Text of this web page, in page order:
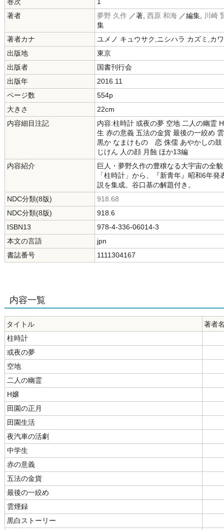
著者
夢野 久作 ／著, 西原 和海 ／編集,
川崎
集
著者カナ
ユメノ キュウサク,ニシハラ カズミ,カ
出版地
東京
出版者
国書刊行会
出版年
2016.11
ページ数
554p
大きさ
22cm
内容細目注記
内容:柱時計 或夜の夢 空地 二人の幽霊
生 赤の意義 五法の金貨 最後の一絞め
黒か なまけものゝ恋 侏儒 あやかしの
じけん 人の顔 月蝕 ほか13編
内容紹介
巨人・夢野久作の豊穣なる大宇宙の全
「柱時計」から、『新青年』昭和6年
説を集成。谷口基の解題付き。
NDC分類(8版)
918.68
NDC分類(8版)
918.6
ISBN13
978-4-336-06014-3
本文の言語
jpn
書誌番号
1111304167
内容一覧
タイトル
著者
柱時計
或夜の夢
空地
二人の幽霊
H嬢
田園の正月
田園生活
夜汽車の活劇
中学生
赤の意義
五法の金貨
最後の一絞め
雲煙録
黒白ストーリー